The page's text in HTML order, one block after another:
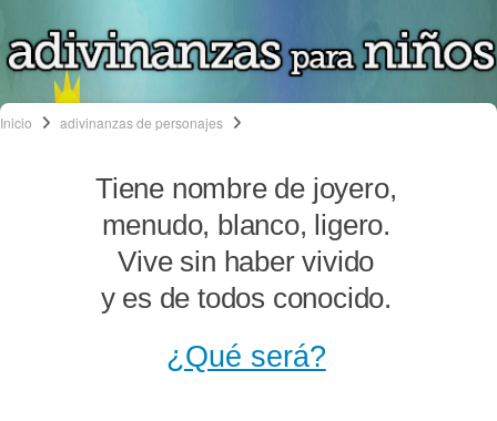
Inicio adivinanzas de personajes
Tiene nombre de joyero,
menudo, blanco, ligero.
Vive sin haber vivido
y es de todos conocido.
¿Qué será?